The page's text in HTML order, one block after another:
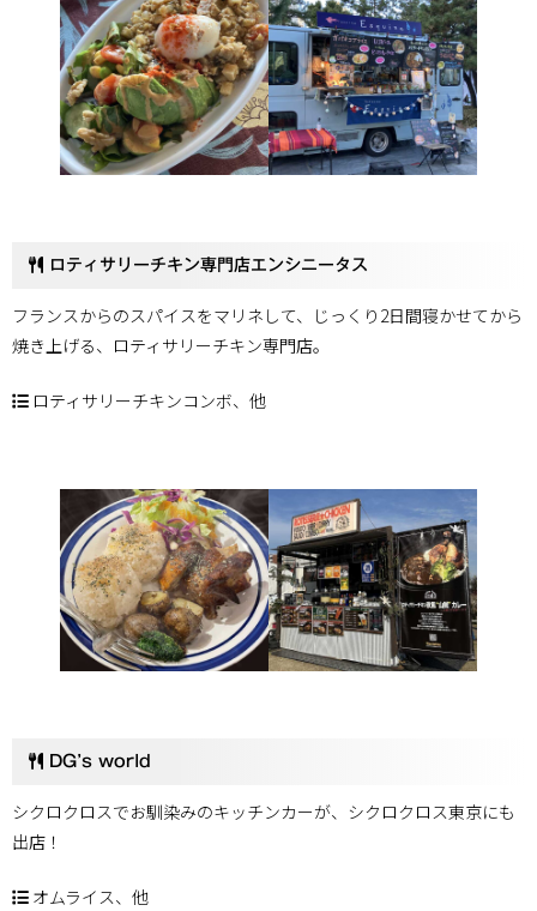
ロティサリーチキン専門店エンシニータス
フランスからのスパイスをマリネして、じっくり2日間寝かせてから
焼き上げる、ロティサリーチキン専門店。
ロティサリーチキンコンボ、他
DG’s world
シクロクロスでお馴染みのキッチンカーが、シクロクロス東京にも
出店！
オムライス、他